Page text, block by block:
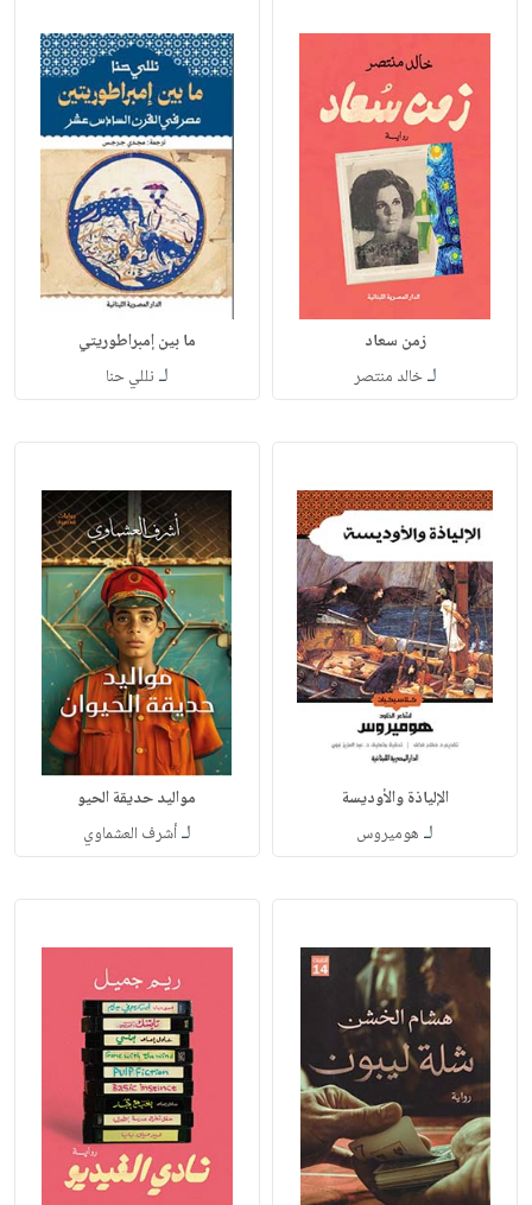
زمن سعاد
لـخالد منتصر
ما بين إمبراطوريتي
لـ نللي حنا
الإلياذة والأوديسة
لـ هوميروس
مواليد حديقة الحيو
لـأشرف العشماوي